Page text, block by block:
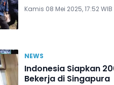
Kamis 08 Mei 2025, 17:52 WIB
NEWS
Indonesia Siapkan
Bekerja di Singapura